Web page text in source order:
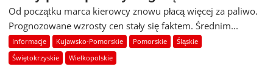
Od początku marca kierowcy znowu płacą więcej za paliwo.
Prognozowane wzrosty cen stały się faktem. Średnim...
Informacje Kujawsko-Pomorskie Pomorskie
Śląskie
Świętokrzyskie
Wielkopolskie